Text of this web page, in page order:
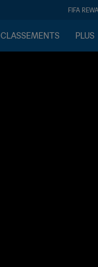
FIFA
CLASSEMENTS PLUS